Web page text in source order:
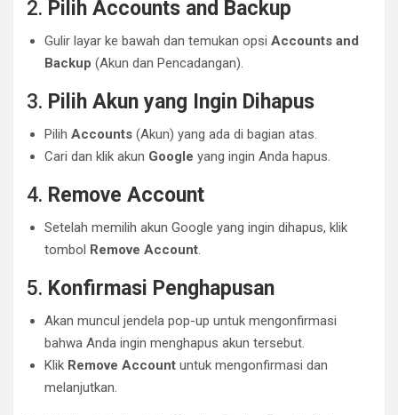
2. Pilih Accounts and Backup
Gulir layar ke bawah dan temukan opsi Accounts and
Backup (Akun dan Pencadangan).
3. Pilih Akun yang Ingin Dihapus
Pilih Accounts (Akun) yang ada di bagian atas.
Cari dan klik akun Google yang ingin Anda hapus.
4. Remove Account
Setelah memilih akun Google yang ingin dihapus, klik
tombol Remove Account.
5. Konfirmasi Penghapusan
Akan muncul jendela pop-up untuk mengonfirmasi
bahwa Anda ingin menghapus akun tersebut.
Klik Remove Account untuk mengonfirmasi dan
melanjutkan.